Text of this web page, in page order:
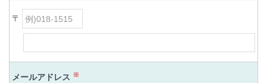
〒
メールアドレス ※